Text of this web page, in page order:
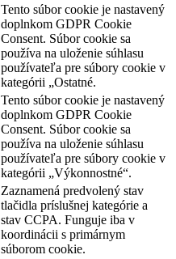
Tento súbor cookie je nastavený
doplnkom GDPR Cookie
Consent. Súbor cookie sa
používa na uloženie súhlasu
používateľa pre súbory cookie v
kategórii „Ostatné.
Tento súbor cookie je nastavený
doplnkom GDPR Cookie
Consent. Súbor cookie sa
používa na uloženie súhlasu
používateľa pre súbory cookie v
kategórii „Výkonnostné“.
Zaznamená predvolený stav
tlačidla príslušnej kategórie a
stav CCPA. Funguje iba v
koordinácii s primárnym
súborom cookie.